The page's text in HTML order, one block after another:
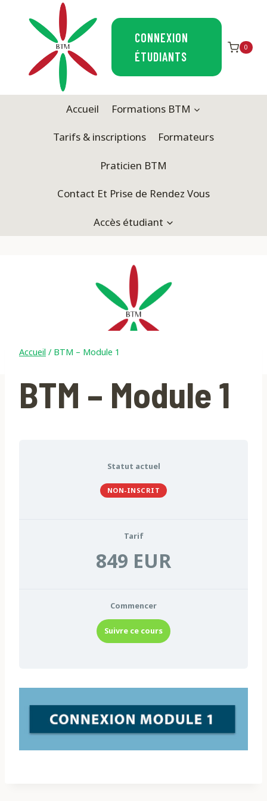
CONNEXION
ÉTUDIANTS
0
Accueil Formations BTM
Tarifs & inscriptions Formateurs
Praticien BTM
Contact Et Prise de Rendez Vous
Accès étudiant
Accueil / BTM – Module 1
BTM – Module 1
Statut actuel
NON-INSCRIT
Tarif
849 EUR
Commencer
Suivre ce cours